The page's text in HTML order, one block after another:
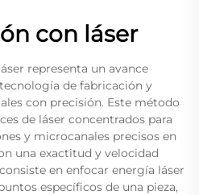
con láser
representa un avance
de fabricación y
con precisión. Este método
de láser concentrados para
y microcanales precisos en
una exactitud y velocidad
en enfocar energía láser
específicos de una pieza,